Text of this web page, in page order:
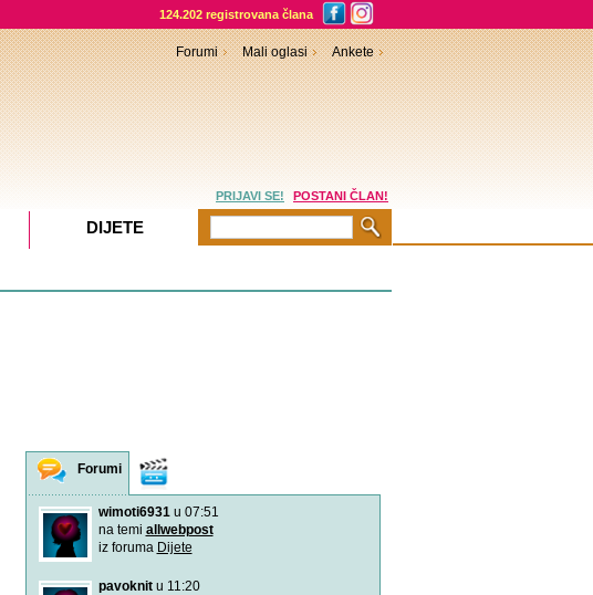
124.202 registrovana člana
Forumi
wimoti6931u 07:51
na temi allwebpost
iz foruma Dijete
pavoknitu 11:20
Forumi Mali oglasi Ankete
PRIJAVI SE! POSTANI ČLAN!
DIJETE